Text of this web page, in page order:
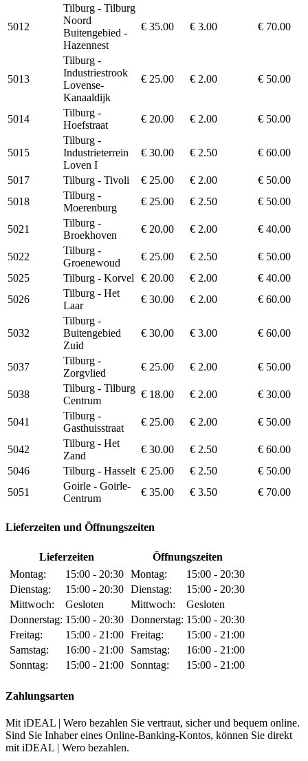
5012
Tilburg - Tilburg
Noord
Buitengebied -
Hazennest
€ 35.00 € 3.00 € 70.00
5013
Tilburg -
Industriestrook
Lovense-
Kanaaldijk
€ 25.00 € 2.00 € 50.00
5014
Tilburg -
Hoefstraat
€ 20.00 € 2.00 € 50.00
5015
Tilburg -
Industrieterrein
Loven I
€ 30.00 € 2.50 € 60.00
5017 Tilburg - Tivoli € 25.00 € 2.00
€ 50.00
5018
Tilburg -
Moerenburg
€ 25.00 € 2.50 € 50.00
5021
Tilburg -
Broekhoven
€ 20.00 € 2.00 € 40.00
5022
Tilburg -
Groenewoud
€ 25.00 € 2.50
€ 50.00
5025
Tilburg - Korvel € 20.00 € 2.00
€ 40.00
5026
Tilburg - Het
Laar
€ 30.00 € 2.00 € 60.00
5032
Tilburg -
Buitengebied
Zuid
€ 30.00 € 3.00 € 60.00
5037
Tilburg -
Zorgvlied
€ 25.00 € 2.00 € 50.00
5038
Tilburg - Tilburg
Centrum
€ 18.00 € 2.00 € 30.00
5041
Tilburg -
Gasthuisstraat
€ 25.00 € 2.00 € 50.00
5042
Tilburg - Het
Zand
€ 30.00 € 2.50
€ 60.00
5046
Tilburg - Hasselt € 25.00 € 2.50
€ 50.00
5051
Goirle - Goirle-
Centrum
€ 35.00 € 3.50 € 70.00
Lieferzeiten und Öffnungszeiten
Lieferzeiten
Öffnungszeiten
Montag:
15:00 - 20:30
Dienstag:
15:00 - 20:30
Mittwoch:
Gesloten
Donnerstag: 15:00 - 20:30
Freitag:
15:00 - 21:00
Samstag:
16:00 - 21:00
Sonntag:
15:00 - 21:00
Montag:
15:00 - 20:30
Dienstag:
15:00 - 20:30
Mittwoch:
Gesloten
Donnerstag: 15:00 - 20:30
Freitag:
15:00 - 21:00
Samstag:
16:00 - 21:00
Sonntag:
15:00 - 21:00
Zahlungsarten
Mit iDEAL | Wero bezahlen Sie vertraut, sicher und bequem online.
Sind Sie Inhaber eines Online-Banking-Kontos, können Sie direkt
mit iDEAL | Wero bezahlen.